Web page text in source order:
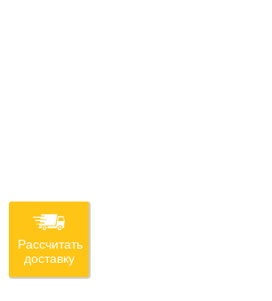
Рассчитать
доставку